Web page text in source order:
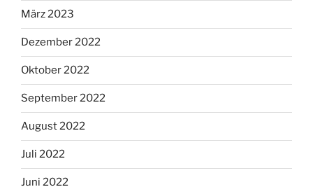
März 2023
Dezember 2022
Oktober 2022
September 2022
August 2022
Juli 2022
Juni 2022